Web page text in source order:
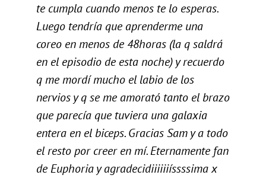
te cumpla cuando menos te lo esperas.
Luego tendría que aprenderme una
coreo en menos de 48horas (la q saldrá
en el episodio de esta noche) y recuerdo
q me mordí mucho el labio de los
nervios y q se me amorató tanto el brazo
que parecía que tuviera una galaxia
entera en el biceps. Gracias Sam y a todo
el resto por creer en mí. Eternamente fan
de Euphoria y agradecidiiiiiiíssssima x